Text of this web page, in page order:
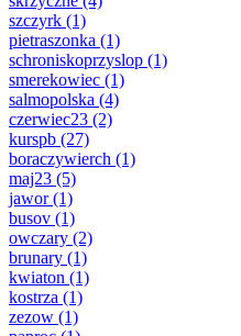
szczyrk (1)
pietraszonka (1)
schroniskoprzyslop (1)
smerekowiec (1)
salmopolska (4)
czerwiec23 (2)
kurspb (27)
boraczywierch (1)
maj23 (5)
jawor(1)
busov (1)
owczary (2)
brunary (1)
kwiaton (1)
kostrza (1)
zezow (1)